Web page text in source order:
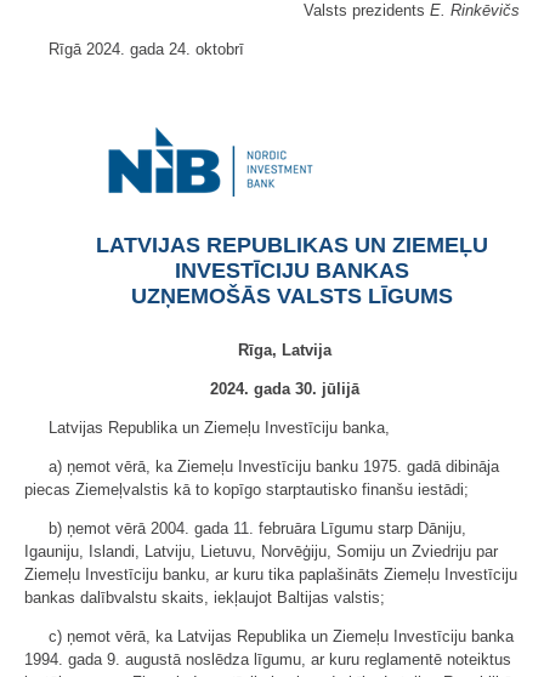
Valsts prezidents E. Rinkēvičs
Rīgā 2024. gada 24. oktobrī
LATVIJAS REPUBLIKAS UN ZIEMEĻU
INVESTĪCIJU BANKAS
UZŅEMOŠĀS VALSTS LĪGUMS
Rīga, Latvija
2024. gada 30. jūlijā
Latvijas Republika un Ziemeļu Investīciju banka,
a) ņemot vērā, ka Ziemeļu Investīciju banku 1975. gadā dibināja
piecas Ziemeļvalstis kā to kopīgo starptautisko finanšu iestādi;
b) ņemot vērā 2004. gada 11. februāra Līgumu starp Dāniju,
Igauniju, Islandi, Latviju, Lietuvu, Norvēģiju, Somiju un Zviedriju par
Ziemeļu Investīciju banku, ar kuru tika paplašināts Ziemeļu Investīciju
bankas dalībvalstu skaits, iekļaujot Baltijas valstis;
c) ņemot vērā, ka Latvijas Republika un Ziemeļu Investīciju banka
1994. gada 9. augustā noslēdza līgumu, ar kuru reglamentē noteiktus